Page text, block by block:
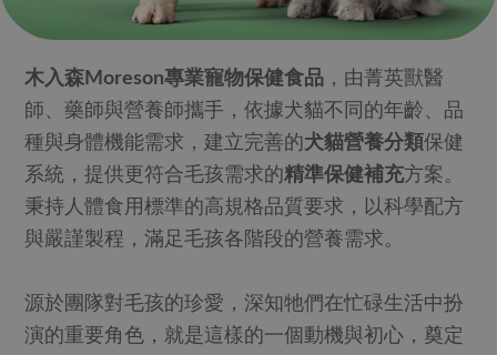
木入森Moreson專業寵物保健食品 ，由菁英獸醫
師、藥師與營養師攜手，依據犬貓不同的年齡、品
種與身體機能需求，建立完善的犬貓營養分類保健
系統，提供更符合毛孩需求的精準保健補充方案。
秉持人體食用標準的高規格品質要求，以科學配方
與嚴謹製程，滿足毛孩各階段的營養需求。
源於團隊對毛孩的珍愛，深知牠們在忙碌生活中扮
演的重要角色，就是這樣的一個動機與初心，奠定